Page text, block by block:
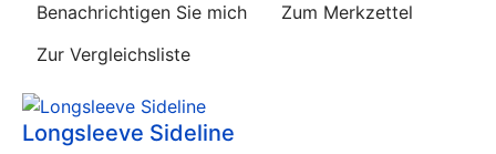
Benachrichtigen Sie mich
Zum Merkzettel
Zur Vergleichsliste
Longsleeve Sideline